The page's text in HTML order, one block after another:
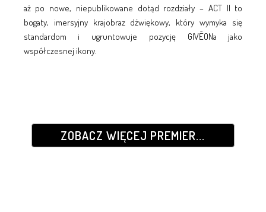
aż po nowe, niepublikowane dotąd rozdziały – ACT II to
bogaty, imersyjny krajobraz dźwiękowy, który wymyka się
standardom i ugruntowuje pozycję GIVĒONa jako
współczesnej ikony.
ZOBACZ WIĘCEJ PREMIER...